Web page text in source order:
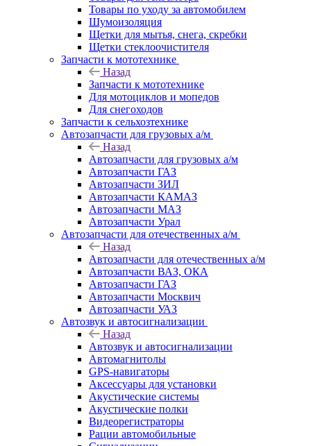
Товары по уходу за автомобилем
Шумоизоляция
Щетки для мытья, снега, скребки
Щетки стеклоочистителя
Запчасти к мототехнике
Назад
Запчасти к мототехнике
Для мотоциклов и мопедов
Для снегоходов
Запчасти к сельхозтехнике
Автозапчасти для грузовых а/м
Назад
Автозапчасти для грузовых а/м
Автозапчасти ГАЗ
Автозапчасти ЗИЛ
Автозапчасти КАМАЗ
Автозапчасти МАЗ
Автозапчасти Урал
Автозапчасти для отечественных а/м
Назад
Автозапчасти для отечественных а/м
Автозапчасти ВАЗ, ОКА
Автозапчасти ГАЗ
Автозапчасти Москвич
Автозапчасти УАЗ
Автозвук и автосигнализации
Назад
Автозвук и автосигнализации
Автомагнитолы
GPS-навигаторы
Аксессуары для установки
Акустические системы
Акустические полки
Видеорегистраторы
Рации автомобильные